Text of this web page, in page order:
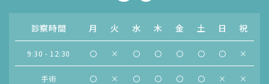
診察時間 月 火 水 木 金 土 日 祝
9:30 - 12:30 〇 × 〇 〇 〇 〇 〇 ×
手術 〇 × 〇 〇 〇 〇 × ×